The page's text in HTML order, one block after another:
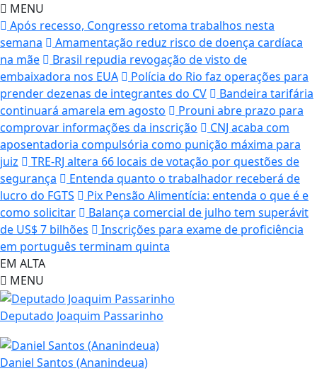
MENU
Após recesso, Congresso retoma trabalhos nesta
semana
Amamentação reduz risco de doença cardíaca
na mãe
Brasil repudia revogação de visto de
embaixadora nos EUA
Polícia do Rio faz operações para
prender dezenas de integrantes do CV
Bandeira tarifária
continuará amarela em agosto
Prouni abre prazo para
comprovar informações da inscrição
CNJ acaba com
aposentadoria compulsória como punição máxima para
juiz
TRE-RJ altera 66 locais de votação por questões de
segurança
Entenda quanto o trabalhador receberá de
lucro do FGTS
Pix Pensão Alimentícia: entenda o que é e
como solicitar
Balança comercial de julho tem superávit
de US$ 7 bilhões
Inscrições para exame de proficiência
em português terminam quinta
EM ALTA
MENU
Deputado Joaquim Passarinho
Daniel Santos (Ananindeua)